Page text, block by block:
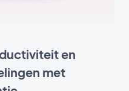
en
met